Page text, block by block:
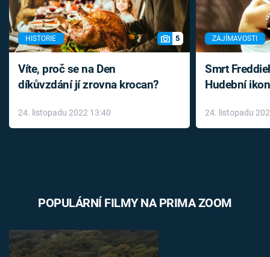
HISTORIE 5
Víte, proč se na Den
díkůvzdání jí zrovna krocan?
24. listopadu 2022 13:40
ZAJÍMAVOSTI
Smrt
Hudební
léky
24. listopadu
POPULÁRNÍ FILMY NA PRIMA ZOOM